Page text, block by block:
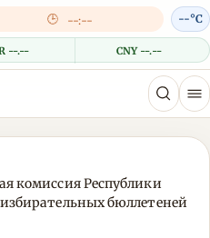
🕒 --:--
--.-- CNY --.--
--°C
комиссия Республики
бюллетеней